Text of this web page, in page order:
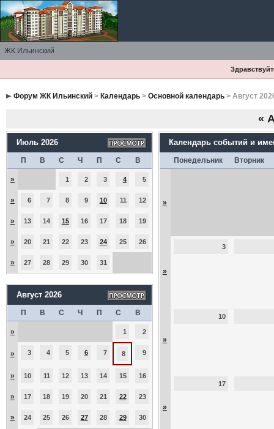
ЖК Ильинский
Форум ЖК Ильинский> Календарь> Основной календарь> Август
«
Июль 2026
П В С Ч П С В
» 1 2 3 4 5
» 6 7 8 9 10 11 12
» 13 14 15 16 17 18 19
» 20 21 22 23 24 25 26
» 27 28 29 30 31
Август 2026
П В С Ч П С В
» 1 2
» 3 4 5 6 7 8 9
» 10 11 12 13 14 15 16
» 17 18 19 20 21 22 23
» 24 25 26 27 28 29 30
Календарь событий и
Понедельник Вторник
»
»
3
»
10
»
17